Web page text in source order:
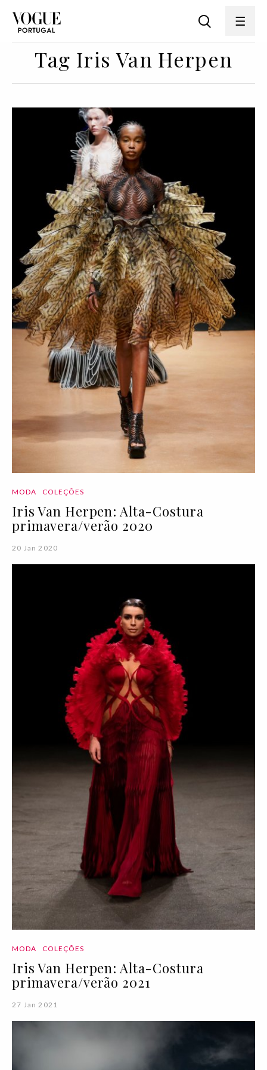
Tag Iris Van Herpen
MODA COLEÇÕES
Iris Van Herpen: Alta-Costura
primavera/verão 2020
20 Jan 2020
MODA COLEÇÕES
Iris Van Herpen: Alta-Costura
primavera/verão 2021
27 Jan 2021